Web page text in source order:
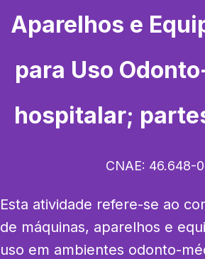
Aparelhos e
para Uso
hospitalar;
CNAE: 46.648-
Esta atividade refere-se ao
de máquinas, aparelhos e
uso em ambientes odonto-